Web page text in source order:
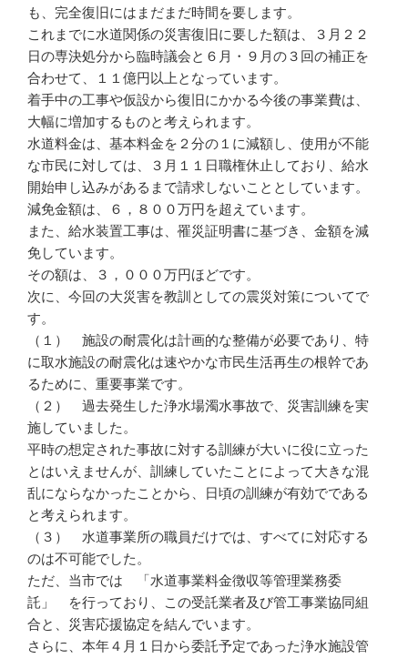
も、完全復旧にはまだまだ時間を要します。
これまでに水道関係の災害復旧に要した額は、３月２２
日の専決処分から臨時議会と６月・９月の３回の補正を
合わせて、１１億円以上となっています。
着手中の工事や仮設から復旧にかかる今後の事業費は、
大幅に増加するものと考えられます。
水道料金は、基本料金を２分の１に減額し、使用が不能
な市民に対しては、３月１１日職権休止しており、給水
開始申し込みがあるまで請求しないこととしています。
減免金額は、６，８００万円を超えています。
また、給水装置工事は、罹災証明書に基づき、金額を減
免しています。
その額は、３，０００万円ほどです。
次に、今回の大災害を教訓としての震災対策についてで
す。
（１） 施設の耐震化は計画的な整備が必要であり、特
に取水施設の耐震化は速やかな市民生活再生の根幹であ
るために、重要事業です。
（２） 過去発生した浄水場濁水事故で、災害訓練を実
施していました。
平時の想定された事故に対する訓練が大いに役に立った
とはいえませんが、訓練していたことによって大きな混
乱にならなかったことから、日頃の訓練が有効でである
と考えられます。
（３） 水道事業所の職員だけでは、すべてに対応する
のは不可能でした。
ただ、当市では 「水道事業料金徴収等管理業務委
託」 を行っており、この受託業者及び管工事業協同組
合と、災害応援協定を結んでいます。
さらに、本年４月１日から委託予定であった浄水施設管